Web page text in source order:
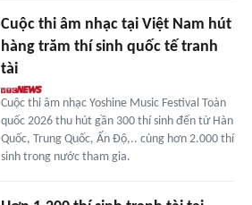
Cuộc thi âm nhạc tại Việt Nam hút
hàng trăm thí sinh quốc tế tranh
tài
Cuộc thi âm nhạc Yoshine Music Festival Toàn
quốc 2026 thu hút gần 300 thí sinh đến từ Hàn
Quốc, Trung Quốc, Ấn Độ,.. cùng hơn 2.000 thí
sinh trong nước tham gia.